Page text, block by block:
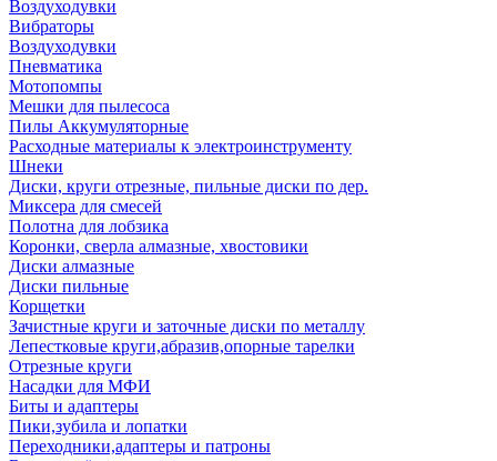
Воздуходувки
Вибраторы
Воздуходувки
Пневматика
Мотопомпы
Мешки для пылесоса
Пилы Аккумуляторные
Расходные материалы к электроинструменту
Шнеки
Диски, круги отрезные, пильные диски по дер.
Миксера для смесей
Полотна для лобзика
Коронки, сверла алмазные, хвостовики
Диски алмазные
Диски пильные
Корщетки
Зачистные круги и заточные диски по металлу
Лепестковые круги,абразив,опорные тарелки
Отрезные круги
Насадки для МФИ
Биты и адаптеры
Пики,зубила и лопатки
Переходники,адаптеры и патроны